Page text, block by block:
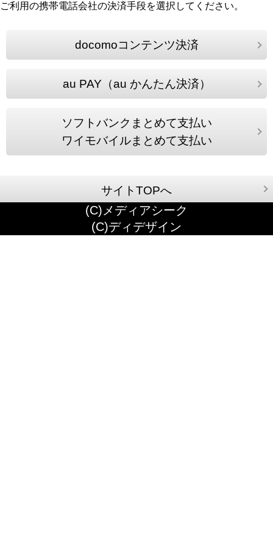
ご利用の携帯電話会社の決済手段を選択してください。
docomoコンテンツ決済
au PAY（au かんたん決済）
ソフトバンクまとめて支払い
ワイモバイルまとめて支払い
サイトTOPへ
(C)メディアシーク
(C)ディデザイン